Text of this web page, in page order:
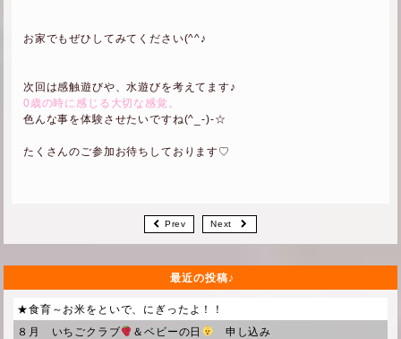
お家でもぜひしてみてください(^^♪
次回は感触遊びや、水遊びを考えてます♪
0歳の時に感じる大切な感覚。
色んな事を体験させたいですね(^_-)-☆
たくさんのご参加お待ちしております♡
Prev Next
最近の投稿
★食育～お米をといで、にぎったよ！！
８月 いちごクラブ
＆ベビーの日
申し込み